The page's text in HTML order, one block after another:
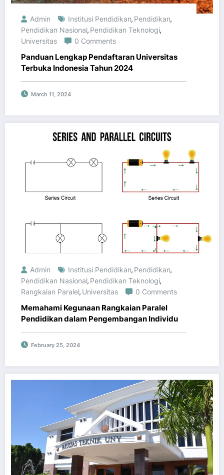
Admin Institusi Pendidikan, Pendidikan,
Pendidikan Nasional, Pendidikan Teknologi,
Universitas
0 Comments
Panduan Lengkap Pendaftaran Universitas
Terbuka Indonesia Tahun 2024
March 11, 2024
Admin Institusi Pendidikan, Pendidikan,
Pendidikan Nasional, Pendidikan Teknologi,
Rangkaian Paralel, Universitas 0 Comments
Memahami Kegunaan Rangkaian Paralel
Pendidikan dalam Pengembangan Individu
February 25, 2024